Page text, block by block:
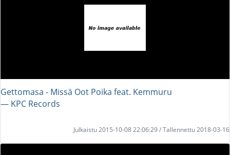
Gettomasa - Missä Oot Poika feat. Kemmuru
― KPC Records
Julkaistu 2015-10-08 22:06:29 / Tallennettu 2018-03-16